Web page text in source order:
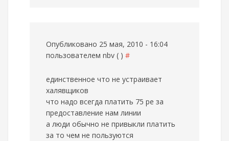
Опубликовано 25 мая, 2010 - 16:04
пользователем nbv ( ) #
единственное что не устраивает
халявщиков
что надо всегда платить 75 ре за
предоставление нам линии
а люди обычно не привыкли платить
за то чем не пользуются